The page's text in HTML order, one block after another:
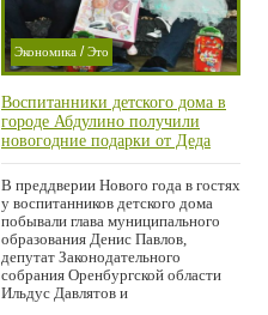
Экономика /Это
важно/
Проишествие
Воспитанники детского дома в
городе Абдулино получили
новогодние подарки от Деда
Мороза
В преддверии Нового года в гостях
у воспитанников детского дома
побывали глава муниципального
образования Денис Павлов,
депутат Законодательного
собрания Оренбургской области
Ильдус Давлятов и